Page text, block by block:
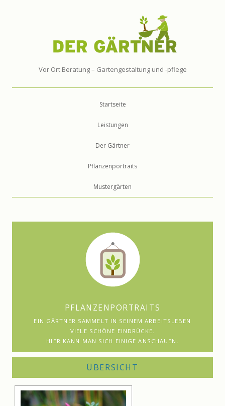
Vor Ort Beratung – Gartengestaltung und -pflege
Springe zum Inhalt
Startseite
Leistungen
Der Gärtner
Pflanzenportraits
Mustergärten
PFLANZENPORTRAITS
EIN GÄRTNER SAMMELT IN SEINEM ARBEITSLEBEN
VIELE SCHÖNE EINDRÜCKE.
HIER KANN MAN SICH EINIGE ANSCHAUEN.
ÜBERSICHT